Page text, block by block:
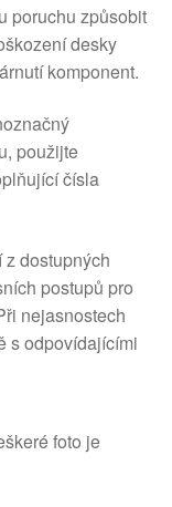
poruchu způsobit
desky
komponent.
použijte
čísla
dostupných
postupů pro
nejasnostech
s odpovídajícími
foto je